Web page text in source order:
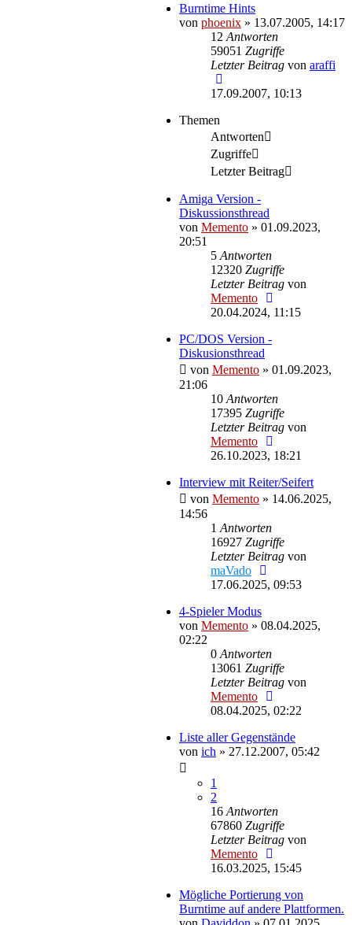
Burntime Hints
von phoenix » 13.07.2005, 14:17
12 Antworten
59051 Zugriffe
Letzter Beitrag von araffi
17.09.2007, 10:13
Themen
Antworten
Zugriffe
Letzter Beitrag
Amiga Version -
Diskussionsthread
von Memento » 01.09.2023,
20:51
5 Antworten
12320 Zugriffe
Letzter Beitrag von
Memento
20.04.2024, 11:15
PC/DOS Version -
Diskusionsthread
von Memento » 01.09.2023,
21:06
10 Antworten
17395 Zugriffe
Letzter Beitrag von
Memento
26.10.2023, 18:21
Interview mit Reiter/Seifert
von Memento » 14.06.2025,
14:56
1 Antworten
16927 Zugriffe
Letzter Beitrag von
maVado
17.06.2025, 09:53
4-Spieler Modus
von Memento » 08.04.2025,
02:22
0 Antworten
13061 Zugriffe
Letzter Beitrag von
Memento
08.04.2025, 02:22
Liste aller Gegenstände
von ich » 27.12.2007, 05:42
1
2
16 Antworten
67860 Zugriffe
Letzter Beitrag von
Memento
16.03.2025, 15:45
Mögliche Portierung von
Burntime auf andere Plattformen.